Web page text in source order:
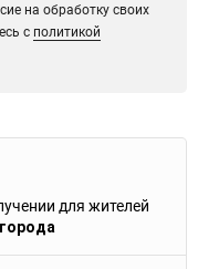
на обработку своих
с политикой
для жителей